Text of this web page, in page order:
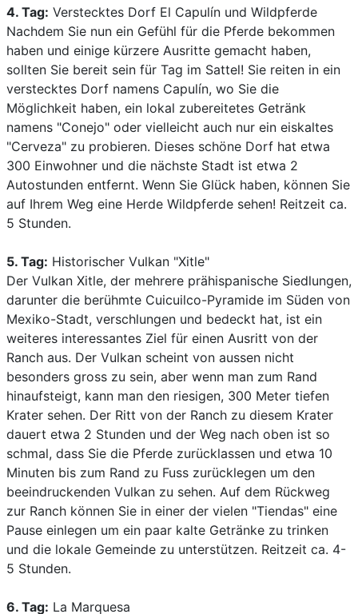
4. Tag: Verstecktes Dorf El Capulín und Wildpferde
Nachdem Sie nun ein Gefühl für die Pferde bekommen
haben und einige kürzere Ausritte gemacht haben,
sollten Sie bereit sein für Tag im Sattel! Sie reiten in ein
verstecktes Dorf namens Capulín, wo Sie die
Möglichkeit haben, ein lokal zubereitetes Getränk
namens "Conejo" oder vielleicht auch nur ein eiskaltes
"Cerveza" zu probieren. Dieses schöne Dorf hat etwa
300 Einwohner und die nächste Stadt ist etwa 2
Autostunden entfernt. Wenn Sie Glück haben, können Sie
auf Ihrem Weg eine Herde Wildpferde sehen! Reitzeit ca.
5 Stunden.
5. Tag: Historischer Vulkan "Xitle"
Der Vulkan Xitle, der mehrere prähispanische Siedlungen,
darunter die berühmte Cuicuilco-Pyramide im Süden von
Mexiko-Stadt, verschlungen und bedeckt hat, ist ein
weiteres interessantes Ziel für einen Ausritt von der
Ranch aus. Der Vulkan scheint von aussen nicht
besonders gross zu sein, aber wenn man zum Rand
hinaufsteigt, kann man den riesigen, 300 Meter tiefen
Krater sehen. Der Ritt von der Ranch zu diesem Krater
dauert etwa 2 Stunden und der Weg nach oben ist so
schmal, dass Sie die Pferde zurücklassen und etwa 10
Minuten bis zum Rand zu Fuss zurücklegen um den
beeindruckenden Vulkan zu sehen. Auf dem Rückweg
zur Ranch können Sie in einer der vielen "Tiendas" eine
Pause einlegen um ein paar kalte Getränke zu trinken
und die lokale Gemeinde zu unterstützen. Reitzeit ca. 4-
5 Stunden.
6. Tag: La Marquesa